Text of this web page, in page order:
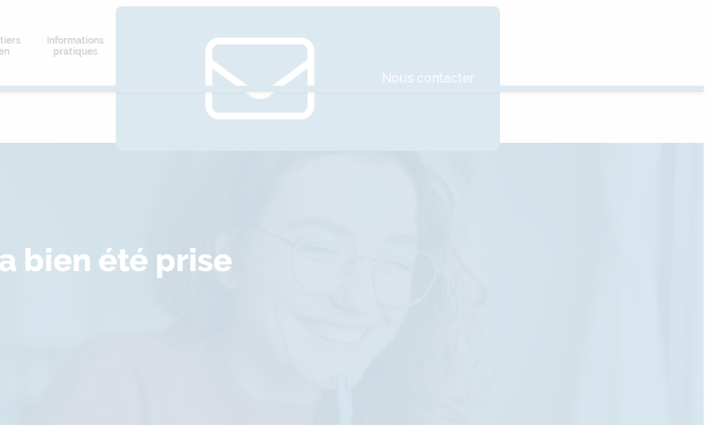
Informations
pratiques
Nous contacter
bien été prise